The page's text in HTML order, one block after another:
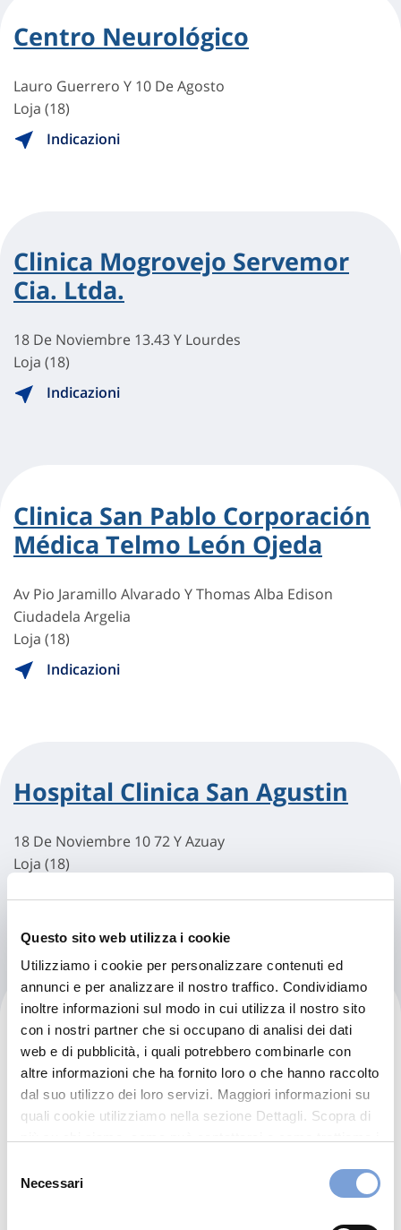
Questo sito web utilizza i cookie
Utilizziamo i cookie per personalizzare contenuti ed
annunci e per analizzare il nostro traffico. Condividiamo
inoltre informazioni sul modo in cui utilizza il nostro sito
con i nostri partner che si occupano di analisi dei dati
web e di pubblicità, i quali potrebbero combinarle con
altre informazioni che ha fornito loro o che hanno raccolto
dal suo utilizzo dei loro servizi. Maggiori informazioni su
quali cookie utilizziamo nella sezione Dettagli. Scopra di
può trovare nel footer del sito nella sezione "Informativa
delNecessari
Centro Neurológico
Lauro Guerrero Y 10 De Agosto
Loja (18)
Indicazioni
Clinica Mogrovejo Servemor
Cia. Ltda.
18 De Noviembre 13.43 Y Lourdes
Loja (18)
Indicazioni
Clinica San Pablo Corporación
Médica Telmo León Ojeda
Av Pio Jaramillo Alvarado Y Thomas Alba Edison
Ciudadela Argelia
Loja (18)
Indicazioni
Hospital Clinica San Agustin
18 De Noviembre 10 72 Y Azuay
Loja (18)
Hospital Utpl Unidad De
Medicina Familiar Utpl
Servicios Utpl Cia. Ltda.
Jipiro Av. Salvador Bustamante Celi Sn 4 To Y 5to Piso
Loja (18)
Indicazioni